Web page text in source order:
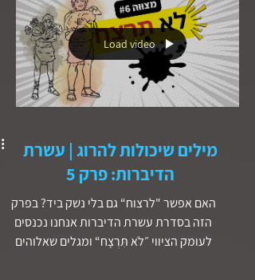
שלנו היום – בעולם של קשרים זמניים ותרבות
של ״לא מתאים? תחליף״?
Load video
מילים שיכולות להרוג | עשרת
הדיברות: פרק 5
האם אפשר "לרצוח“ גם בלי נשק ביד? בפרק
הזה בסדרת עשרת הדיברות אנחנו נכנסים
לעומק הציווי ״לֹא תִּרְצָח“ ומגלים שאלוהים